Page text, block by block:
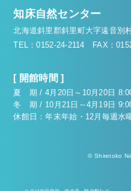
知床自然センター
北海道斜里郡斜里町大字遠音別
TEL：0152-24-2114 FAX：
[ 開館時間 ]
夏 期 / 4月20日～10月20日
冬 期 / 10月21日～4月19日
休館日：年末年始・12月毎週水
© Shiretoko